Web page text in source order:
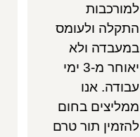
למורכבות
התקלה ולעומס
במעבדה ולא
יאוחר מ-3 ימי
עבודה. אנו
ממליצים בחום
להזמין תור טרם